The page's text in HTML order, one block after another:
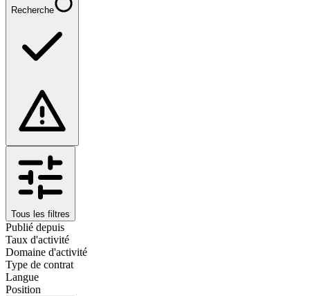
Recherche
Tous les filtres
Publié depuis
Taux d'activité
Domaine d'activité
Type de contrat
Langue
Position